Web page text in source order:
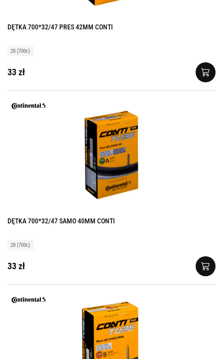
DĘTKA 700*32/47 PRES 42MM CONTI
28 (700c)
33 zł
DĘTKA 700*32/47 SAMO 40MM CONTI
28 (700c)
33 zł